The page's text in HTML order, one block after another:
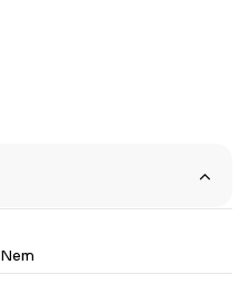
Nem